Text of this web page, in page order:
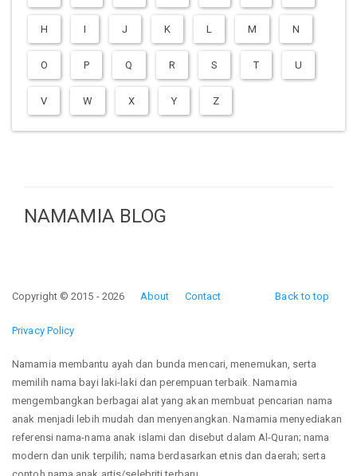
H I J K L M N
O P Q R S T U
V W X Y Z
NAMAMIA BLOG
Back to top
Copyright © 2015 - 2026 About Contact
Privacy Policy
Namamia membantu ayah dan bunda mencari, menemukan, serta
memilih nama bayi laki-laki dan perempuan terbaik. Namamia
mengembangkan berbagai alat yang akan membuat pencarian nama
anak menjadi lebih mudah dan menyenangkan. Namamia menyediakan
referensi nama-nama anak islami dan disebut dalam Al-Quran; nama
modern dan unik terpilih; nama berdasarkan etnis dan daerah; serta